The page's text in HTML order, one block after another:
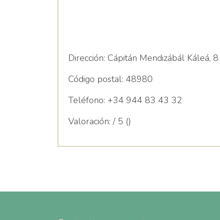
Dirección: Cápitán Mendizábál Káleá,
Código postal: 48980
Teléfono: +34 944 83 43 32
Valoración: / 5 ()